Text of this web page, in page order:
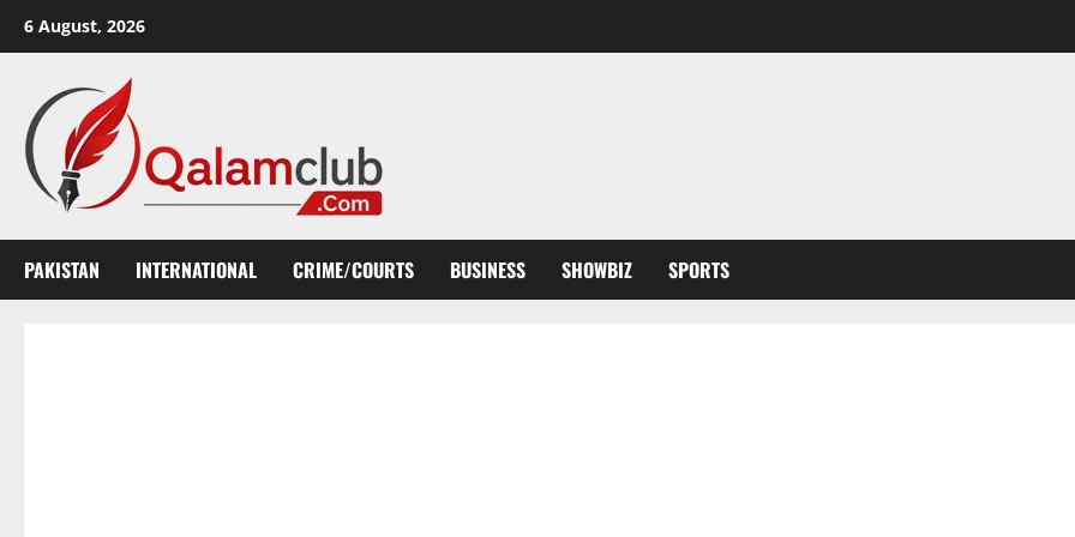
6 August, 2026
PAKISTAN INTERNATIONAL CRIME/COURTS BUSINESS SHOWBIZ SPORTS